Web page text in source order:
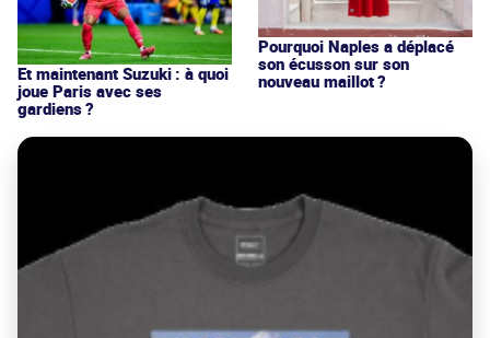
Et maintenant Suzuki : à quoi
joue Paris avec ses
gardiens ?
Pourquoi Naples a déplacé
son écusson sur son
nouveau maillot ?